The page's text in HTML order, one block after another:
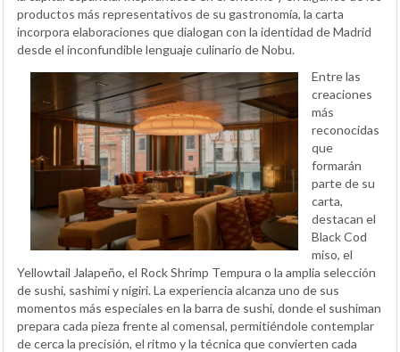
productos más representativos de su gastronomía, la carta
incorpora elaboraciones que dialogan con la identidad de Madrid
desde el inconfundible lenguaje culinario de Nobu.
Entre las
creaciones
más
reconocidas
que
formarán
parte de su
carta,
destacan el
Black Cod
miso, el
Yellowtail Jalapeño, el Rock Shrimp Tempura o la amplia selección
de sushi, sashimi y nigiri. La experiencia alcanza uno de sus
momentos más especiales en la barra de sushi, donde el sushiman
prepara cada pieza frente al comensal, permitiéndole contemplar
de cerca la precisión, el ritmo y la técnica que convierten cada